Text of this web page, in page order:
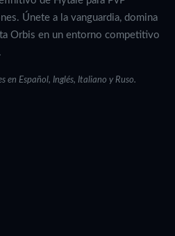
Únete a la vanguardia, domina
Orbis en un entorno competitivo
en Español, Inglés, Italiano y Ruso.